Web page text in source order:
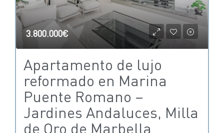
3.800.000€
Apartamento de lujo
reformado en Marina
Puente Romano –
Jardines Andaluces, Milla
de Oro de Marbella